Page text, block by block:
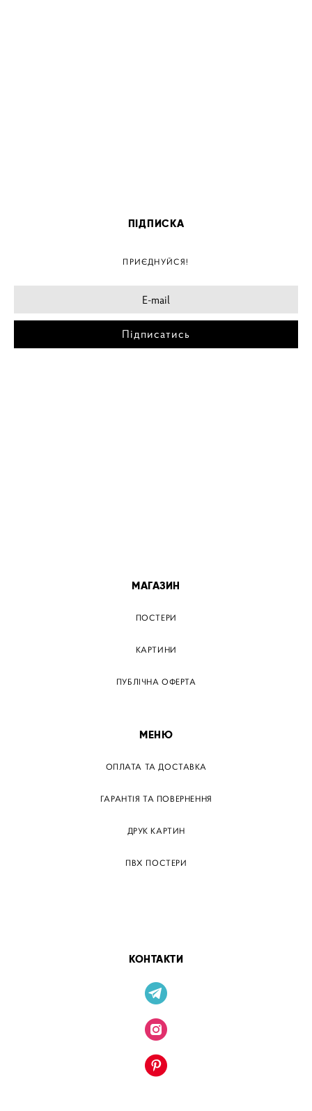
ПІДПИСКА
ПРИЄДНУЙСЯ!
Підписатись
МАГАЗИН
ПОСТЕРИ
КАРТИНИ
ПУБЛІЧНА ОФЕРТА
МЕНЮ
ОПЛАТА ТА ДОСТАВКА
ГАРАНТІЯ ТА ПОВЕРНЕННЯ
ДРУК КАРТИН
ПВХ ПОСТЕРИ
КОНТАКТИ